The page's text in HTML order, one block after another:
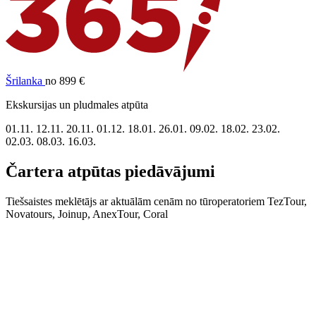
Šrilanka no 899 €
Ekskursijas un pludmales atpūta
01.11. 12.11. 20.11. 01.12. 18.01. 26.01. 09.02. 18.02. 23.02.
02.03. 08.03. 16.03.
Čartera atpūtas piedāvājumi
Tiešsaistes meklētājs ar aktuālām cenām no tūroperatoriem TezTour,
Novatours, Joinup, AnexTour, Coral